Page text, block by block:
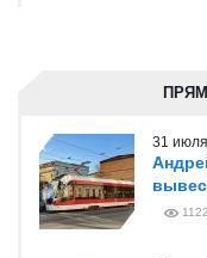
31
1122